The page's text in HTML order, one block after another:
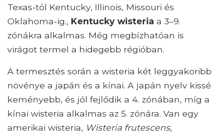
Texas-tól Kentucky, Illinois, Missouri és
Oklahoma-ig., Kentucky wisteria a 3–9.
zónákra alkalmas. Még megbízhatóan is
virágot termel a hidegebb régióban.
A termesztés során a wisteria két leggyakoribb
növénye a japán és a kínai. A japán nyelv kissé
keményebb, és jól fejlődik a 4. zónában, míg a
kínai wisteria alkalmas az 5. zónára. Van egy
amerikai wisteria, Wisteria frutescens,